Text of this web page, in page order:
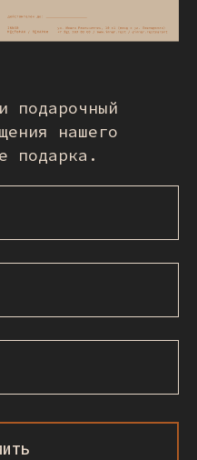
подарочный
нашего
подарка.